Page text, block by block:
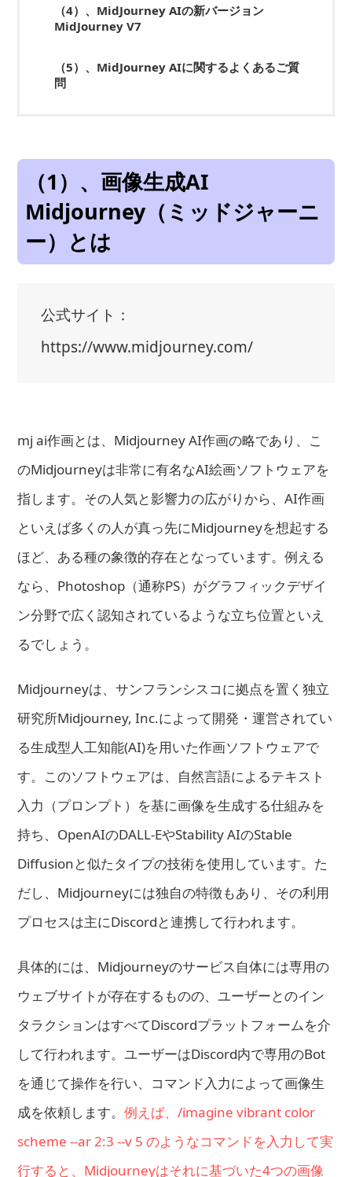
（4）、MidJourney AIの新バージョン
MidJourney V7
（5）、MidJourney AIに関するよくあるご質
問
（1）、画像生成AI
Midjourney（ミッドジャーニ
ー）とは
公式サイト：
https://www.midjourney.com/
mj ai作画とは、Midjourney AI作画の略であり、こ
のMidjourneyは非常に有名なAI絵画ソフトウェアを
指します。その人気と影響力の広がりから、AI作画
といえば多くの人が真っ先にMidjourneyを想起する
ほど、ある種の象徴的存在となっています。例える
なら、Photoshop（通称PS）がグラフィックデザイ
ン分野で広く認知されているような立ち位置といえ
るでしょう。
Midjourneyは、サンフランシスコに拠点を置く独立
研究所Midjourney, Inc.によって開発・運営されてい
る生成型人工知能(AI)を用いた作画ソフトウェアで
す。このソフトウェアは、自然言語によるテキスト
入力（プロンプト）を基に画像を生成する仕組みを
持ち、OpenAIのDALL-EやStability AIのStable
Diffusionと似たタイプの技術を使用しています。た
だし、Midjourneyには独自の特徴もあり、その利用
プロセスは主にDiscordと連携して行われます。
具体的には、Midjourneyのサービス自体には専用の
ウェブサイトが存在するものの、ユーザーとのイン
タラクションはすべてDiscordプラットフォームを介
して行われます。ユーザーはDiscord内で専用のBot
を通じて操作を行い、コマンド入力によって画像生
成を依頼します。例えば、/imagine vibrant color
scheme --ar 2:3 --v 5 のようなコマンドを入力して実
行すると、Midjourneyはそれに基づいた4つの画像